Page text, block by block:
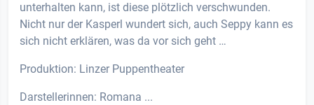
unterhalten kann, ist diese plötzlich verschwunden.
Nicht nur der Kasperl wundert sich, auch Seppy kann es
sich nicht erklären, was da vor sich geht …
Produktion: Linzer Puppentheater
Darstellerinnen: Romana ...